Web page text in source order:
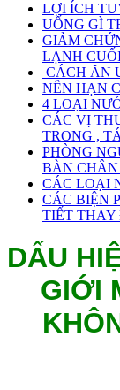
LỢI ÍCH
UỐNG GÌ
GIẢM
LẠNH
CÁCH ĂN
NÊN HẠN
4 LOẠI
CÁC VỊ
TRONG ,
PHÒNG
BÀN
CÁC LOẠI
CÁC BIỆN
TIẾT THAY
DẤU
GIỚI